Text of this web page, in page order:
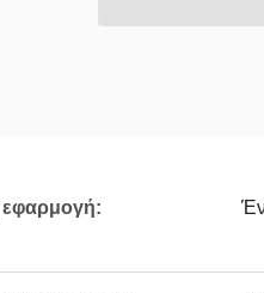
εφαρμογή: